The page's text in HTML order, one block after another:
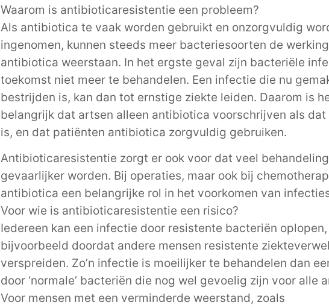
Waarom is antibioticaresistentie een probleem?
Als antibiotica te vaak worden gebruikt en onzorgvuldig
ingenomen, kunnen steeds meer bacteriesoorten de
antibiotica weerstaan. In het ergste geval zijn bacteriële
toekomst niet meer te behandelen. Een infectie die nu
bestrijden is, kan dan tot ernstige ziekte leiden. Daarom is
belangrijk dat artsen alleen antibiotica voorschrijven als dat
is, en dat patiënten antibiotica zorgvuldig gebruiken.
Antibioticaresistentie zorgt er ook voor dat veel
gevaarlijker worden. Bij operaties, maar ook bij
antibiotica een belangrijke rol in het voorkomen van
Voor wie is antibioticaresistentie een risico?
Iedereen kan een infectie door resistente bacteriën oplopen,
bijvoorbeeld doordat andere mensen resistente
verspreiden. Zo’n infectie is moeilijker te behandelen dan
door ‘normale’ bacteriën die nog wel gevoelig zijn voor alle
Voor mensen met een verminderde weerstand, zoals